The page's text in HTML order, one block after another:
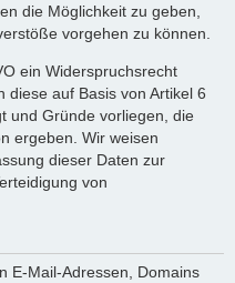
die Möglichkeit zu geben,
vorgehen zu können.
ein Widerspruchsrecht
diese auf Basis von Artikel 6
und Gründe vorliegen, die
ergeben. Wir weisen
dieser Daten zur
von
E-Mail-Adressen, Domains